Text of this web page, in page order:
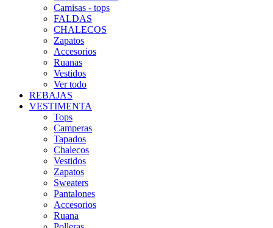
Camisas - tops
FALDAS
CHALECOS
Zapatos
Accesorios
Ruanas
Vestidos
Ver todo
REBAJAS
VESTIMENTA
Tops
Camperas
Tapados
Chalecos
Vestidos
Zapatos
Sweaters
Pantalones
Accesorios
Ruana